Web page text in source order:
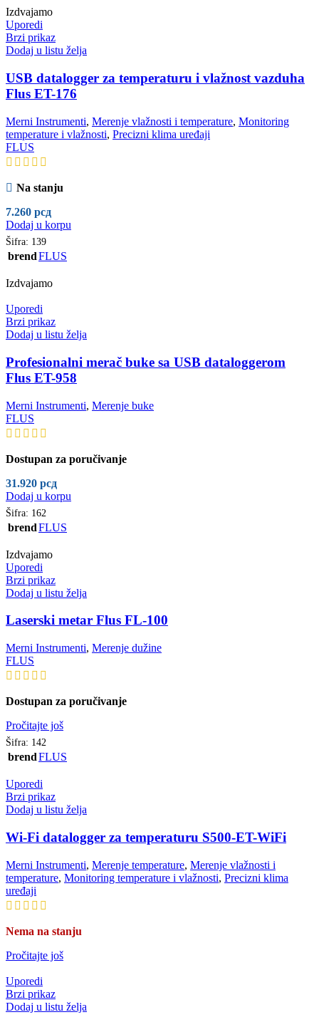
Izdvajamo
Uporedi
Brzi prikaz
Dodaj u listu želja
USB datalogger za temperaturu i vlažnost vazduha
Flus ET-176
Merni Instrumenti, Merenje vlažnosti i temperature, Monitoring
temperature i vlažnosti, Precizni klima uređaji
FLUS
Na stanju
7.260 рсд
Dodaj u korpu
Šifra: 139
brendFLUS
Izdvajamo
Uporedi
Brzi prikaz
Dodaj u listu želja
Profesionalni merač buke sa USB dataloggerom
Flus ET-958
Merni Instrumenti, Merenje buke
FLUS
Dostupan za poručivanje
31.920 рсд
Dodaj u korpu
Šifra: 162
brendFLUS
Izdvajamo
Uporedi
Brzi prikaz
Dodaj u listu želja
Laserski metar Flus FL-100
Merni Instrumenti, Merenje dužine
FLUS
Dostupan za poručivanje
Pročitajte još
Šifra: 142
brendFLUS
Uporedi
Brzi prikaz
Dodaj u listu želja
Wi-Fi datalogger za temperaturu S500-ET-WiFi
Merni Instrumenti, Merenje temperature, Merenje vlažnosti i
temperature, Monitoring temperature i vlažnosti, Precizni klima
uređaji
Nema na stanju
Pročitajte još
Uporedi
Brzi prikaz
Dodaj u listu želja